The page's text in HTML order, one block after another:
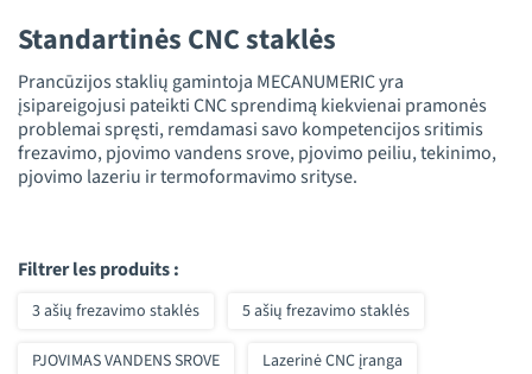
Standartinės CNC staklės
Prancūzijos staklių gamintoja MECANUMERIC yra
įsipareigojusi pateikti CNC sprendimą kiekvienai pramonės
problemai spręsti, remdamasi savo kompetencijos sritimis
frezavimo, pjovimo vandens srove, pjovimo peiliu, tekinimo,
pjovimo lazeriu ir termoformavimo srityse.
Filtrer les produits :
3 ašių frezavimo staklės 5 ašių frezavimo staklės
PJOVIMAS VANDENS SROVE Lazerinė CNC įranga